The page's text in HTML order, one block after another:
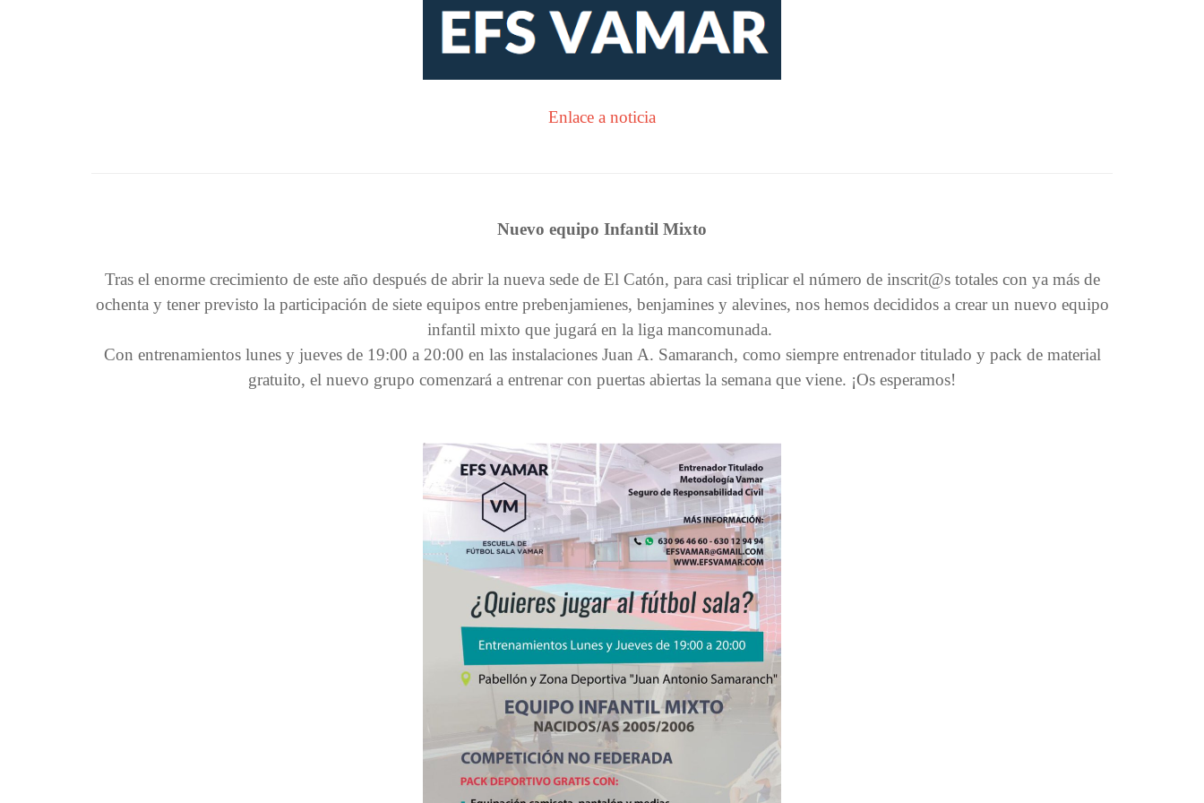
Enlace a noticia
Nuevo equipo Infantil Mixto
Tras el enorme crecimiento de este año después de abrir la nueva sede de El Catón, para casi triplicar el número de inscrit@s totales con ya más de
ochenta y tener previsto la participación de siete equipos entre prebenjamienes, benjamines y alevines, nos hemos decididos a crear un nuevo equipo
infantil mixto que jugará en la liga mancomunada.
Con entrenamientos lunes y jueves de 19:00 a 20:00 en las instalaciones Juan A. Samaranch, como siempre entrenador titulado y pack de material
gratuito, el nuevo grupo comenzará a entrenar con puertas abiertas la semana que viene. ¡Os esperamos!